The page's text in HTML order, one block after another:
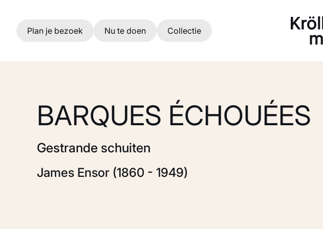
Ga naar hoofdinhoud
Plan je bezoek Nu te doen Collectie
BARQUES ÉCHOUÉES
Gestrande schuiten
James Ensor (1860 - 1949)